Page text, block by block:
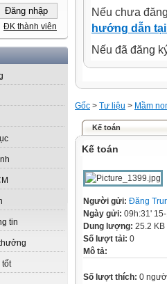
ĐK thành viên
tin
tốt
Nếu chưa
hướng dẫn
Nếu đã đăng
Gốc > Tư liệu > Mầm
Kế toán
Kế toán
Người gửi: Đăng
Ngày gửi: 09h:31'
Dung lượng: 25.2 KB
Số lượt tải: 0
Mô tả:
Số lượt thích: 0